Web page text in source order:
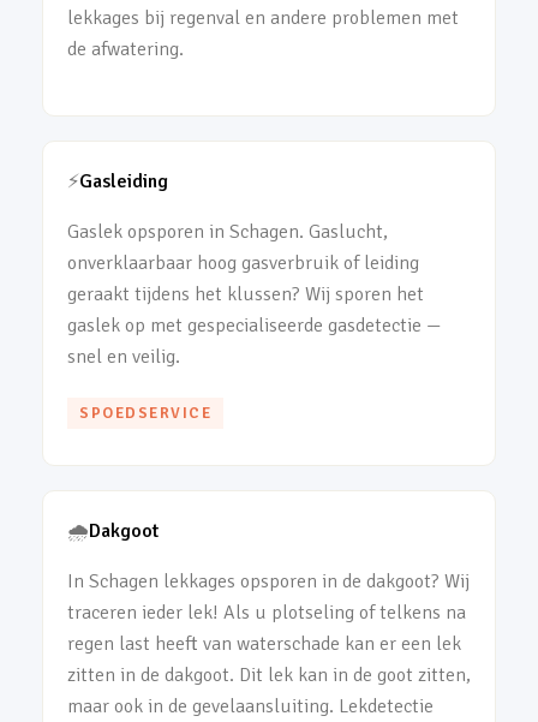
lekkages bij regenval en andere problemen met
de afwatering.
⚡Gasleiding
Gaslek opsporen in Schagen. Gaslucht,
onverklaarbaar hoog gasverbruik of leiding
geraakt tijdens het klussen? Wij sporen het
gaslek op met gespecialiseerde gasdetectie —
snel en veilig.
SPOEDSERVICE
🌧️Dakgoot
In Schagen lekkages opsporen in de dakgoot? Wij
traceren ieder lek! Als u plotseling of telkens na
regen last heeft van waterschade kan er een lek
zitten in de dakgoot. Dit lek kan in de goot zitten,
maar ook in de gevelaansluiting. Lekdetectie